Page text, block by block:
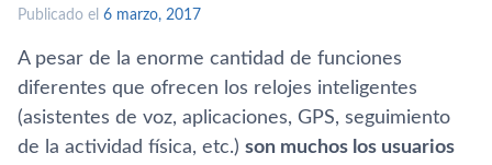
Publicado el 6 marzo, 2017
A pesar de la enorme cantidad de funciones
diferentes que ofrecen los relojes inteligentes
(asistentes de voz, aplicaciones, GPS, seguimiento
de la actividad fí­sica, etc.) son muchos los usuarios